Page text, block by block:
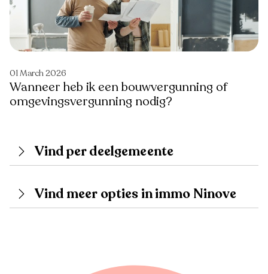
01 March 2026
Wanneer heb ik een bouwvergunning of
omgevingsvergunning nodig?
Vind per deelgemeente
Vind meer opties in immo Ninove